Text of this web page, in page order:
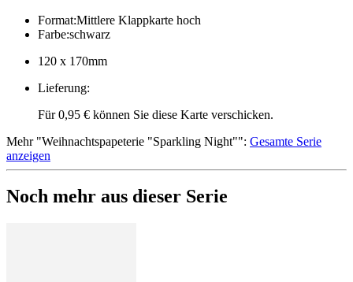
Format:Mittlere Klappkarte hoch
Farbe:schwarz
120 x 170mm
Lieferung:
Für 0,95 € können Sie diese Karte verschicken.
Mehr"Weihnachtspapeterie "Sparkling Night"": Gesamte Serie
anzeigen
Noch mehr aus dieser Serie